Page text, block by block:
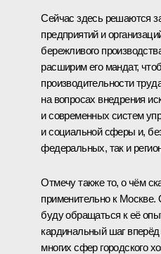
Сейчас здесь решаются
предприятий и
бережливого
расширим его мандат,
производительности
на вопросах внедрения
и современных систем
и социальной сферы и,
федеральных, так и
Отмечу также то, о чём
применительно к Москве.
буду обращаться к её
кардинальный шаг
многих сфер городского